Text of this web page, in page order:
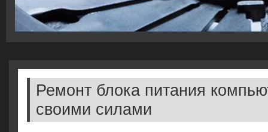
Ремонт блока питания
своими силами